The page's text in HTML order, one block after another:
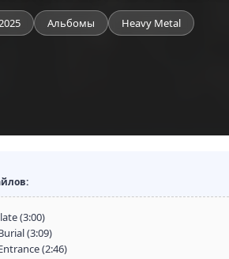
Альбомы Heavy Metal
(3:00)
(3:09)
(2:46)